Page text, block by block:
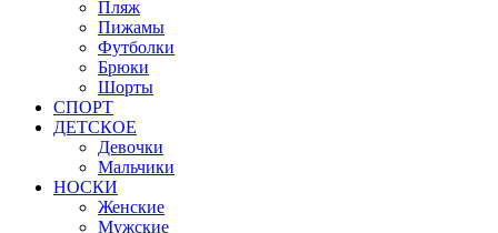
Пляж
Пижамы
Футболки
Брюки
Шорты
СПОРТ
ДЕТСКОЕ
Девочки
Мальчики
НОСКИ
Женские
Мужские